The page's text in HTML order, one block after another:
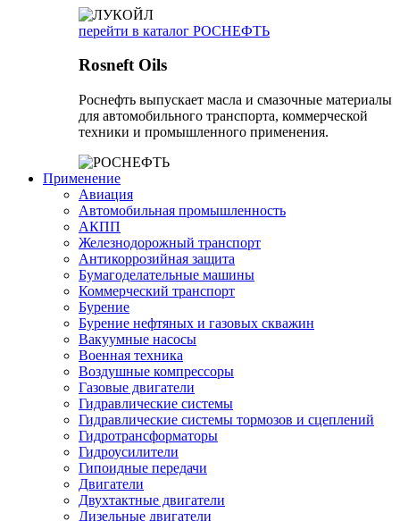
перейти в каталог РОСНЕФТЬ
Rosneft Oils
Роснефть выпускает масла и смазочные материалы
для автомобильного транспорта, коммерческой
техники и промышленного применения.
Применение
Авиация
Автомобильная промышленность
АКПП
Железнодорожный транспорт
Антикоррозийная защита
Бумагоделательные машины
Коммерческий транспорт
Бурение
Бурение нефтяных и газовых скважин
Вакуумные насосы
Военная техника
Воздушные компрессоры
Газовые двигатели
Гидравлические системы
Гидравлические системы тормозов и сцеплений
Гидротрансформаторы
Гидроусилители
Гипоидные передачи
Двигатели
Двухтактные двигатели
Дизельные двигатели